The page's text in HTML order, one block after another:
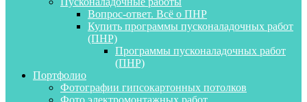
Вопрос-ответ. Всё о ПНР
Купить программы пусконаладочных работ
(ПНР)
Программы пусконаладочных работ
(ПНР)
Портфолио
Фотографии гипсокартонных потолков
Фото электромонтажных работ